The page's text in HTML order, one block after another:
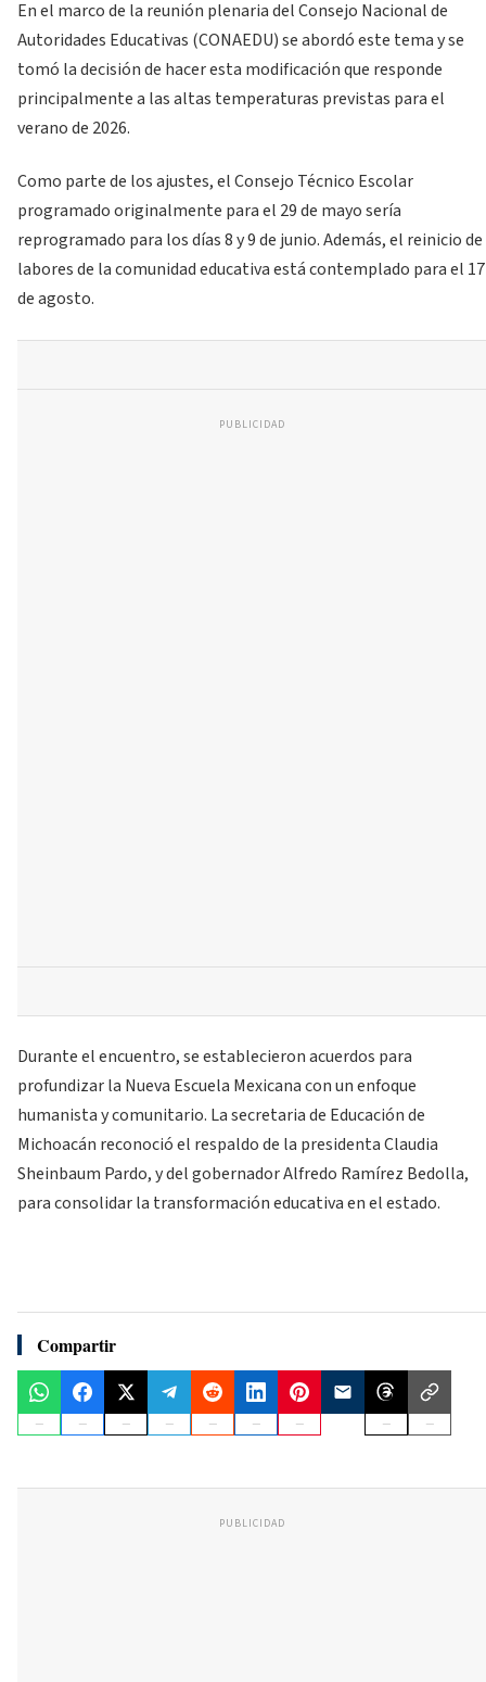
En el marco de la reunión plenaria del Consejo Nacional de
Autoridades Educativas (CONAEDU) se abordó este tema y se
tomó la decisión de hacer esta modificación que responde
principalmente a las altas temperaturas previstas para el
verano de 2026.
Como parte de los ajustes, el Consejo Técnico Escolar
programado originalmente para el 29 de mayo sería
reprogramado para los días 8 y 9 de junio. Además, el reinicio de
labores de la comunidad educativa está contemplado para el 17
de agosto.
PUBLICIDAD
Durante el encuentro, se establecieron acuerdos para
profundizar la Nueva Escuela Mexicana con un enfoque
humanista y comunitario. La secretaria de Educación de
Michoacán reconoció el respaldo de la presidenta Claudia
Sheinbaum Pardo, y del gobernador Alfredo Ramírez Bedolla,
para consolidar la transformación educativa en el estado.
Compartir
PUBLICIDAD